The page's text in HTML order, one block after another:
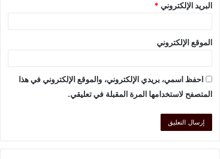
البريد الإلكتروني *
الموقع الإلكتروني
احفظ اسمي، بريدي الإلكتروني، والموقع الإلكتروني في هذا
المتصفح لاستخدامها المرة المقبلة في تعليقي.